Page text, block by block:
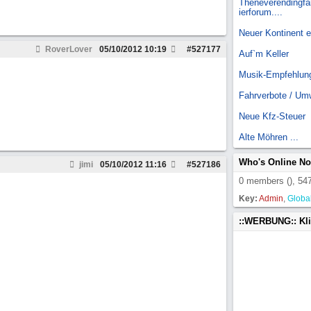
RoverLover #527177
05/10/2012 10:19
jimi #527186
05/10/2012 11:16
ierforum....
Neuer Kontinent
Auf`m Keller
Musik-
Fahrverbote /
Neue Kfz-Steuer
Alte Möhren ...
Who's Online
0 members (),
Key: Admin,
::WERBUNG::